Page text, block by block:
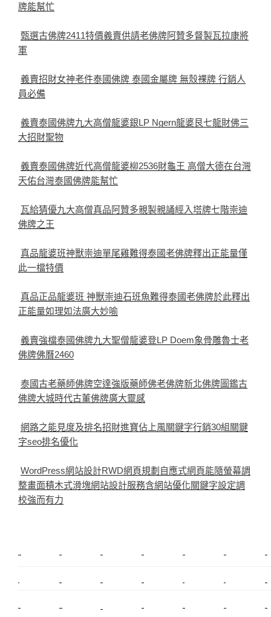
牌能幫忙
甄選古佛牌2411特價義賣供請老佛牌阿贊多督製瓦拉康將
軍
義賣招財女神老件泰國佛牌 泰國金屬牌 無殼裸牌 行銷人
員必備
義賣泰國佛牌九大高僧龍婆銀LP Ngern龍婆艮七龍財佛三
大招財聖物
義賣泰國佛牌近代高僧龍婆柳2536財龜王 高僧大德在台灣
天佑台灣泰國佛牌能幫忙
瓦給猜優九大高僧真品阿贊多親製親誦經入塔牌七階崇迪
佛牌之王
真品龍婆班神獸崇迪單尾雞難得泰國老佛牌釋出正能量僅
此一檔特價
真品正品龍婆班 神獸崇迪石班魚難得泰國老佛牌於此釋出
正能量如理如法廣大妙喻
義賣強檔泰國佛牌九大聖僧龍婆登LP Doem象骨雕魯士老
佛牌佛曆2460
泰國古老藥師佛牌空達強版藥師佛老佛牌新北佛牌圖鑑古
佛牌大城時代古董佛牌廣大靈感
網路之能見度及排名招財進寶佔上風關鍵字行銷30組關鍵
字seo排名優化
WordPress網站設計RWD網頁規劃自應式網頁能隨螢幕調
整畫面積木式滑塊網站設計服務含網站優化關鍵字設定調
校強而有力